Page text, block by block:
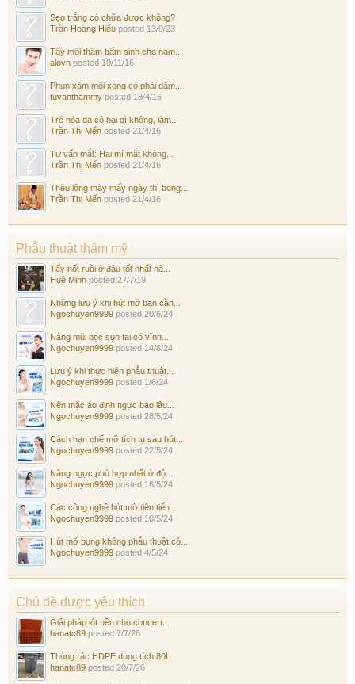
Sẹo trắng có chữa được không?
Trần Hoàng Hiếu posted 13/9/23
Tẩy môi thâm bẩm sinh cho nam...
alovn posted 10/11/16
Phun xăm môi xong có phải dặm...
tuvanthammy posted 18/4/16
Trẻ hóa da có hại gì không, làm...
Trần Thị Mến posted 21/4/16
Tư vấn mắt: Hai mí mắt không...
Trần Thị Mến posted 21/4/16
Thêu lông mày mấy ngày thì bong...
Trần Thị Mến posted 21/4/16
Phẫu thuật thẩm mỹ
Tẩy nốt ruồi ở đâu tốt nhất hà...
Huệ Minh posted 27/7/19
Những lưu ý khi hút mỡ bạn cần...
Ngochuyen9999 posted 20/6/24
Nâng mũi bọc sụn tai có vĩnh...
Ngochuyen9999 posted 14/6/24
Lưu ý khi thực hiện phẫu thuật...
Ngochuyen9999 posted 1/6/24
Nên mặc áo định ngực bao lâu...
Ngochuyen9999 posted 28/5/24
Cách hạn chế mỡ tích tụ sau hút...
Ngochuyen9999 posted 22/5/24
Nâng ngực phù hợp nhất ở độ...
Ngochuyen9999 posted 16/5/24
Các công nghệ hút mỡ tiên tiến...
Ngochuyen9999 posted 10/5/24
Hút mỡ bụng không phẫu thuật có...
Ngochuyen9999 posted 4/5/24
Chủ đề được yêu thích
Giải pháp lót nền cho concert...
hanatc89 posted 7/7/26
Thùng rác HDPE dung tích 80L
hanatc89 posted 20/7/26